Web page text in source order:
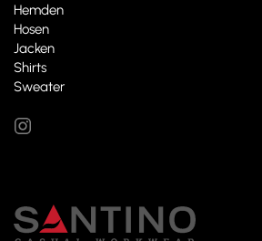
Hemden
Hosen
Jacken
Shirts
Sweater